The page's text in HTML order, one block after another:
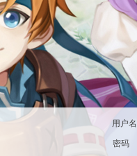
用户名
密码